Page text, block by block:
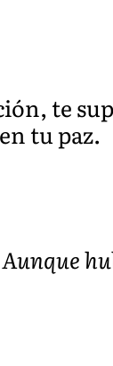
te
tu paz.